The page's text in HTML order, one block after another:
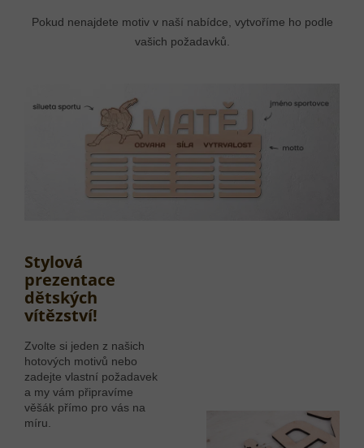
Pokud nenajdete motiv v naší nabídce, vytvoříme ho podle
vašich požadavků.
Stylová
prezentace
dětských
vítězství!
Zvolte si jeden z našich
hotových motivů nebo
zadejte vlastní požadavek
a my vám připravíme
věšák přímo pro vás na
míru.